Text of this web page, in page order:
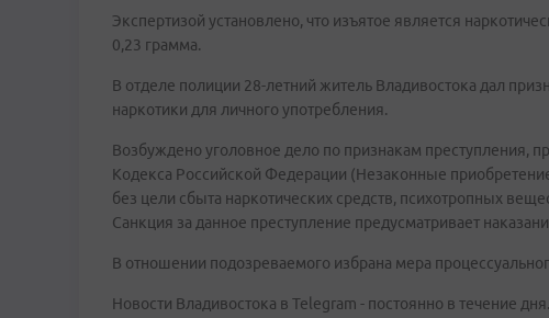
Экспертизой установлено, что изъятое является
0,23 грамма.
В отделе полиции 28-летний житель Владивостока дал
наркотики для личного употребления.
Возбуждено уголовное дело по признакам преступления,
Кодекса Российской Федерации (Незаконные
без цели сбыта наркотических средств, психотропных
Санкция за данное преступление предусматривает
В отношении подозреваемого избрана мера
Новости Владивостока в Telegram - постоянно в течение дня.